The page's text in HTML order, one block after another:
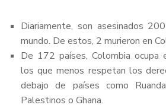
Diariamente, son asesinados
mundo. De estos, 2 murieron en
De 172 países, Colombia
los que menos respetan los
debajo de países como
Palestinos o Ghana.